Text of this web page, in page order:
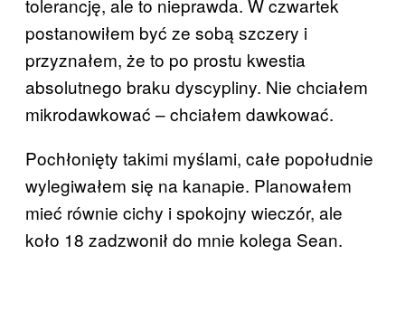
tolerancję, ale to nieprawda. W czwartek
postanowiłem być ze sobą szczery i
przyznałem, że to po prostu kwestia
absolutnego braku dyscypliny. Nie chciałem
mikrodawkować – chciałem dawkować.
Pochłonięty takimi myślami, całe popołudnie
wylegiwałem się na kanapie. Planowałem
mieć równie cichy i spokojny wieczór, ale
koło 18 zadzwonił do mnie kolega Sean.